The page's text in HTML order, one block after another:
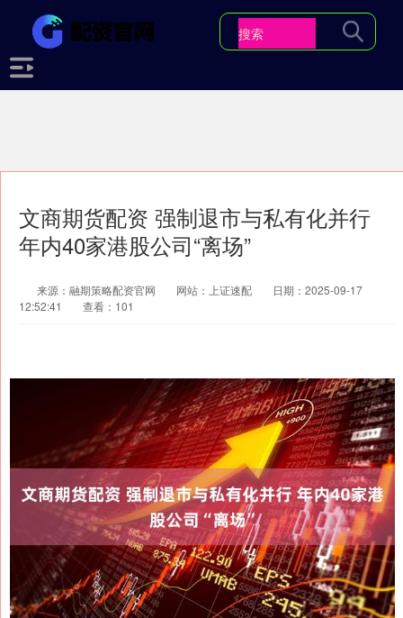
文商期货配资 强制退市与私有化并行
年内40家港股公司“离场”
来源：融期策略配资官网 网站：上证速配
日期：2025-09-17
12:52:41
查看：101